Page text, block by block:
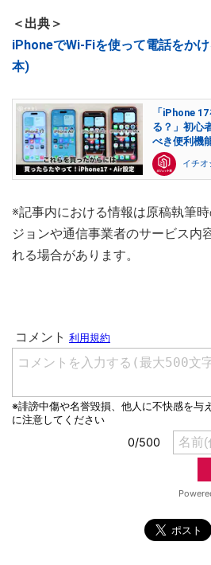
＜出典＞
iPhoneでWi-Fiを使って電話をか
本)
「iPhone
る？」初心
べき便利機
イチ
※記事内における情報は原稿執筆
ジョンや通信事業者のサービス内
れる場合があります。